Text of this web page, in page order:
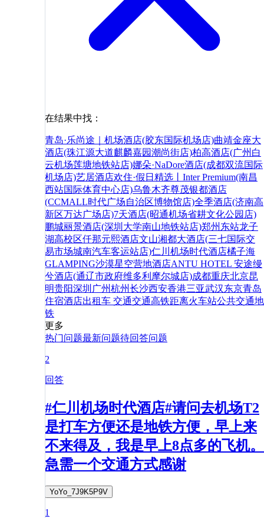
在结果中找：
青岛·乐尚途｜机场酒店(胶东国际机场店)曲靖金座大
酒店(珠江源大道麒麟嘉园潮尚街店)柏高酒店(广州白
云机场莲塘地铁站店)娜朵·NaDore酒店(成都双流国际
机场店)艺居酒店欢住·假日精选丨Inter Premium(南昌
西站国际体育中心店)乌鲁木齐尊茂银都酒店
(CCMALL时代广场自治区博物馆店)全季酒店(济南高
新区万达广场店)7天酒店(昭通机场省耕文化公园店)
鹏城丽景酒店(深圳大学南山地铁站店)郑州东站龙子
湖高校区仟那元熙酒店文山湘都大酒店(三七国际交
易市场城南汽车客运站店)仁川机场时代酒店橘子海
GLAMPING沙漠星空营地酒店ANTU HOTEL 安途缦
兮酒店(通辽市政府维多利摩尔城店)成都重庆北京昆
明贵阳深圳 广州杭州长沙西安香港三亚武汉东京青岛
住宿酒店出租车 交通交通高铁距离火车站公共交通地
铁
更多
热门问题最新问题待回答问题
2
回答
#仁川机场时代酒店#请问去机场T2
是打车方便还是地铁方便，早上来
不来得及，我是早上8点多的飞机。
急需一个交通方式感谢
YoYo_7J9K5P9V
1